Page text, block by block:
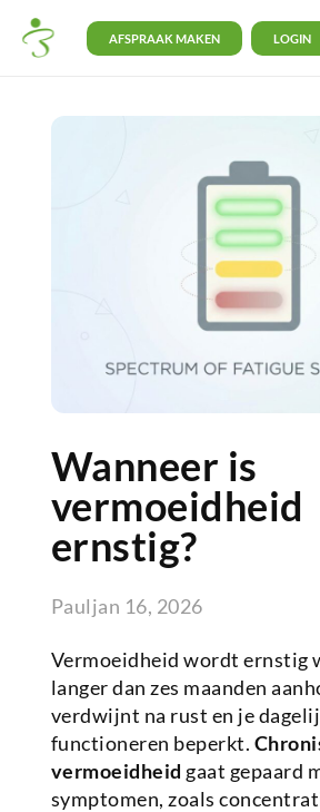
AFSPRAAK MAKEN LOGIN
Wanneer is
vermoeidheid
ernstig?
Pauljan 16, 2026
Vermoeidheid wordt ernstig
langer dan zes maanden
verdwijnt na rust en je
functioneren beperkt.
vermoeidheid gaat gepaard
symptomen, zoals